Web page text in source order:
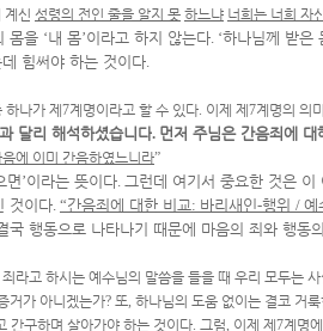
계신 성령의 전인 줄을 알지 못 하느냐 너희는 너희 자
몸을 ‘내 몸’이라고 하지 않는다. ‘하나님께 받은
힘써야 하는 것이다.
나가 제 7계명이라고 할 수 있다. 이제 제 7계명의 의
달리 해석하셨습니다. 먼저 주님은 간음죄에
에 이미 간음하였느니라”
면’이라는 뜻이다. 그런데 여기서 중요한 것은 이
것이다. “간음죄에 대한 비교: 바리새인-행위 / 예
국 행동으로 나타나기 때문에 마음의 죄와 행동
라고 하시는 예수님의 말씀을 들을 때 우리 모두는 사
거가 아니겠는가? 또, 하나님의 도움 없이는 결코 거
간구하며 살아가야 하는 것이다. 그럼, 이제 제 7계명